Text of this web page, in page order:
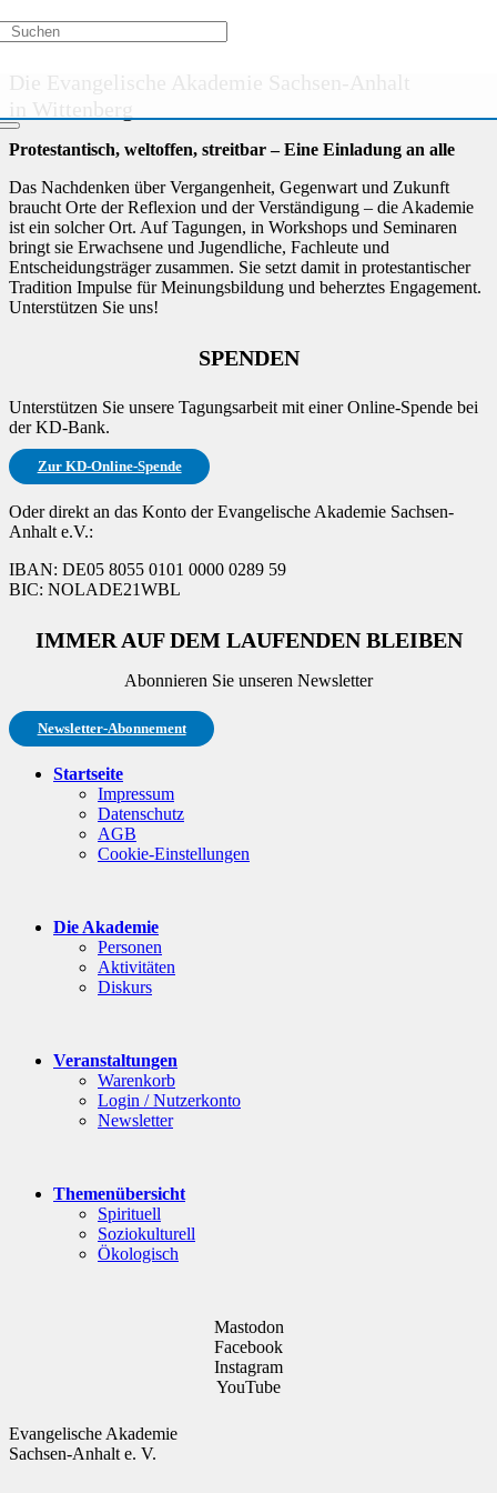
Kurs nicht verfügbar
Protestantisch, weltoffen, streitbar – Eine Einladung an alle
Das Nachdenken über Vergangenheit, Gegenwart und Zukunft
braucht Orte der Reflexion und der Verständigung – die Akademie
ist ein solcher Ort. Auf Tagungen, in Workshops und Seminaren
bringt sie Erwachsene und Jugendliche, Fachleute und
Entscheidungsträger zusammen. Sie setzt damit in protestantischer
Tradition Impulse für Meinungsbildung und beherztes Engagement.
Unterstützen Sie uns!
SPENDEN
Unterstützen Sie unsere Tagungsarbeit mit einer Online-Spende bei
der KD-Bank.
Zur KD-Online-Spende
Oder direkt an das Konto der Evangelische Akademie Sachsen-
Anhalt e.V.:
IBAN: DE05 8055 0101 0000 0289 59
BIC: NOLADE21WBL
IMMER AUF DEM LAUFENDEN BLEIBEN
Abonnieren Sie unseren Newsletter
Newsletter-Abonnement
Startseite
Impressum
Datenschutz
AGB
Cookie-Einstellungen
Die Akademie
Personen
Aktivitäten
Diskurs
Veranstaltungen
Warenkorb
Login / Nutzerkonto
Newsletter
Themenübersicht
Spirituell
Soziokulturell
Ökologisch
Mastodon
Facebook
Instagram
YouTube
Evangelische Akademie
Sachsen-Anhalt e. V.